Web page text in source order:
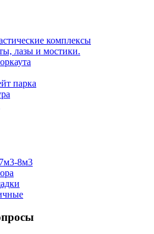
комплексы
лазы и мостики.
парка
8м3